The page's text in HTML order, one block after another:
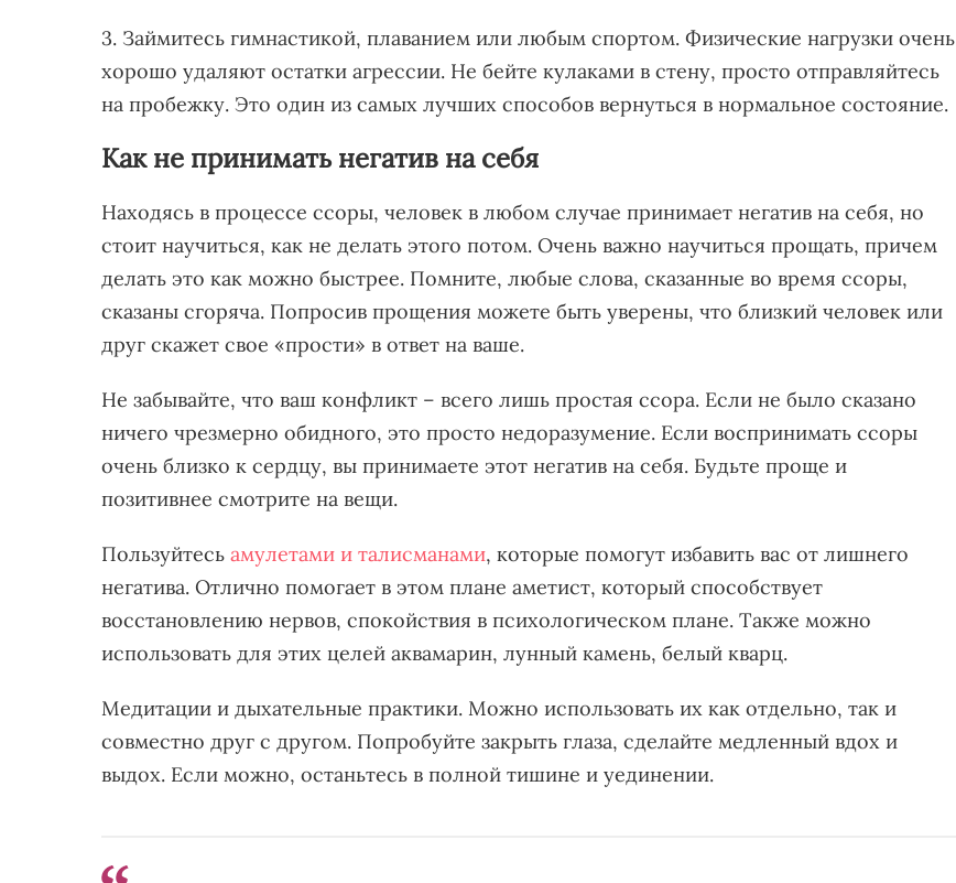
3. Займитесь гимнастикой, плаванием или любым спортом. Физические нагрузки очень
хорошо удаляют остатки агрессии. Не бейте кулаками в стену, просто отправляйтесь
на пробежку. Это один из самых лучших способов вернуться в нормальное состояние.
Как не принимать негатив на себя
Находясь в процессе ссоры, человек в любом случае принимает негатив на себя, но
стоит научиться, как не делать этого потом. Очень важно научиться прощать, причем
делать это как можно быстрее. Помните, любые слова, сказанные во время ссоры,
сказаны сгоряча. Попросив прощения можете быть уверены, что близкий человек или
друг скажет свое «прости» в ответ на ваше.
Не забывайте, что ваш конфликт – всего лишь простая ссора. Если не было сказано
ничего чрезмерно обидного, это просто недоразумение. Если воспринимать ссоры
очень близко к сердцу, вы принимаете этот негатив на себя. Будьте проще и
позитивнее смотрите на вещи.
Пользуйтесь амулетами и талисманами, которые помогут избавить вас от лишнего
негатива. Отлично помогает в этом плане аметист, который способствует
восстановлению нервов, спокойствия в психологическом плане. Также можно
использовать для этих целей аквамарин, лунный камень, белый кварц.
Медитации и дыхательные практики. Можно использовать их как отдельно, так и
совместно друг с другом. Попробуйте закрыть глаза, сделайте медленный вдох и
выдох. Если можно, останьтесь в полной тишине и уединении.